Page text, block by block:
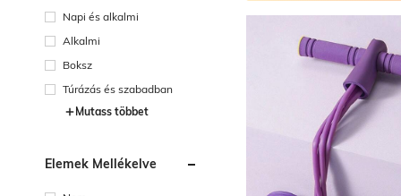
Napi és alkalmi
Alkalmi
Boksz
Túrázás és szabadban
Mutass többet
Elemek Mellékelve